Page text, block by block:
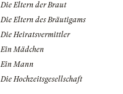
Die Eltern der Braut
Die Eltern des Bräutigams
Die Heiratsvermittler
Ein Mädchen
Ein Mann
Die Hochzeitsgesellschaft